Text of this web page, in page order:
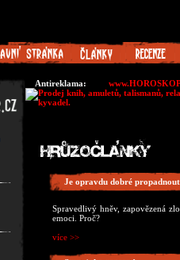
Antireklama:
Je opravdu dobré
Spravedlivý hněv, zapovězená
emoci. Proč?
více >>